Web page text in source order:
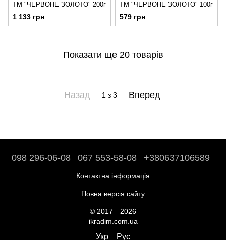
ТМ "ЧЕРВОНЕ ЗОЛОТО" 200г
1 133 грн
ТМ "ЧЕРВОНЕ ЗОЛОТО" 100г
579 грн
Показати ще 20 товарів
Назад 1з 3 Вперед
098 296-06-08 067 553-58-08 +380637106589
Контактна інформація
Повна версія сайту
© 2017—2026
ikradim.com.ua
Укр Рус